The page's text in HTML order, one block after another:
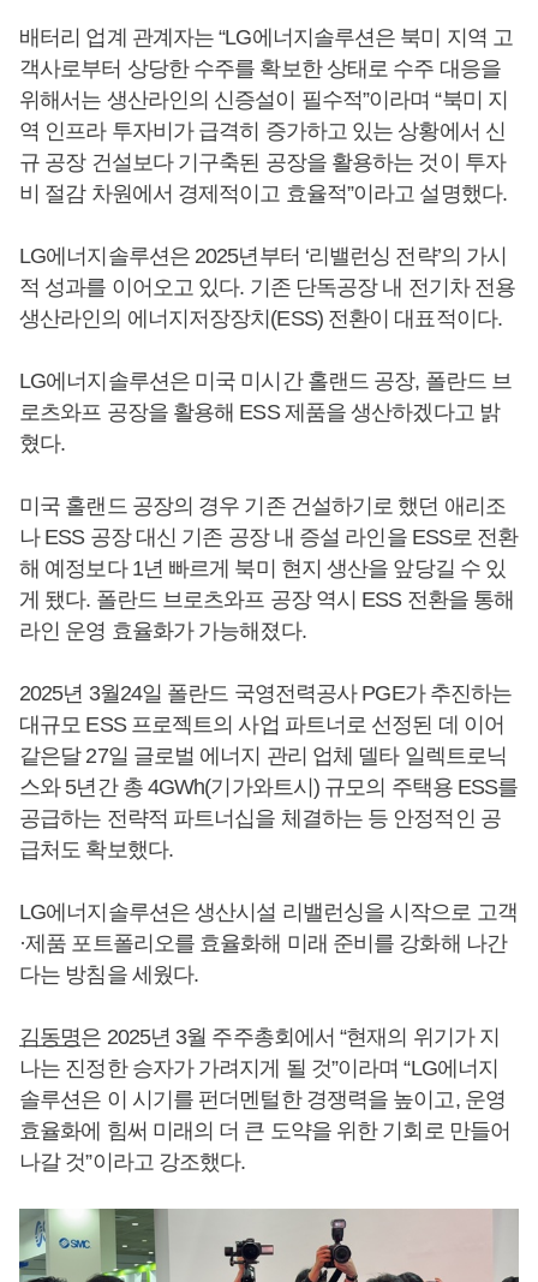
배터리 업계 관계자는 “LG에너지솔루션은 북미 지역 고
객사로부터 상당한 수주를 확보한 상태로 수주 대응을
위해서는 생산라인의 신증설이 필수적”이라며 “북미 지
역 인프라 투자비가 급격히 증가하고 있는 상황에서 신
규 공장 건설보다 기구축된 공장을 활용하는 것이 투자
비 절감 차원에서 경제적이고 효율적”이라고 설명했다.
LG에너지솔루션은 2025년부터 ‘리밸런싱 전략’의 가시
적 성과를 이어오고 있다. 기존 단독공장 내 전기차 전용
생산라인의 에너지저장장치(ESS) 전환이 대표적이다.
LG에너지솔루션은 미국 미시간 홀랜드 공장, 폴란드 브
로츠와프 공장을 활용해 ESS 제품을 생산하겠다고 밝
혔다.
미국 홀랜드 공장의 경우 기존 건설하기로 했던 애리조
나 ESS 공장 대신 기존 공장 내 증설 라인을 ESS로 전환
해 예정보다 1년 빠르게 북미 현지 생산을 앞당길 수 있
게 됐다. 폴란드 브로츠와프 공장 역시 ESS 전환을 통해
라인 운영 효율화가 가능해졌다.
2025년 3월24일 폴란드 국영전력공사 PGE가 추진하는
대규모 ESS 프로젝트의 사업 파트너로 선정된 데 이어
같은달 27일 글로벌 에너지 관리 업체 델타 일렉트로닉
스와 5년간 총 4GWh(기가와트시) 규모의 주택용 ESS를
공급하는 전략적 파트너십을 체결하는 등 안정적인 공
급처도 확보했다.
LG에너지솔루션은 생산시설 리밸런싱을 시작으로 고객
·제품 포트폴리오를 효율화해 미래 준비를 강화해 나간
다는 방침을 세웠다.
김동명은 2025년 3월 주주총회에서 “현재의 위기가 지
나는 진정한 승자가 가려지게 될 것”이라며 “LG에너지
솔루션은 이 시기를 펀더멘털한 경쟁력을 높이고, 운영
효율화에 힘써 미래의 더 큰 도약을 위한 기회로 만들어
나갈 것”이라고 강조했다.